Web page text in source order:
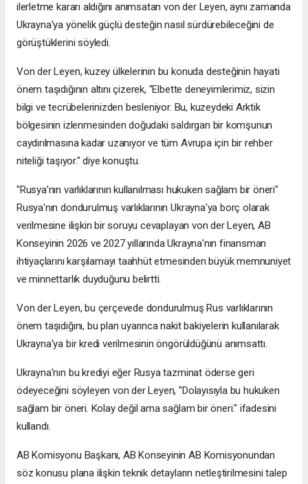
ilerletme kararı aldığını anımsatan von der Leyen, aynı zamanda
Ukrayna'ya yönelik güçlü desteğin nasıl sürdürebileceğini de
görüştüklerini söyledi.
Von der Leyen, kuzey ülkelerinin bu konuda desteğinin hayati
önem taşıdığının altını çizerek, "Elbette deneyimlerimiz, sizin
bilgi ve tecrübelerinizden besleniyor. Bu, kuzeydeki Arktik
bölgesinin izlenmesinden doğudaki saldırgan bir komşunun
caydırılmasına kadar uzanıyor ve tüm Avrupa için bir rehber
niteliği taşıyor." diye konuştu.
"Rusya'nın varlıklarının kullanılması hukuken sağlam bir öneri"
Rusya'nın dondurulmuş varlıklarının Ukrayna'ya borç olarak
verilmesine ilişkin bir soruyu cevaplayan von der Leyen, AB
Konseyinin 2026 ve 2027 yıllarında Ukrayna'nın finansman
ihtiyaçlarını karşılamayı taahhüt etmesinden büyük memnuniyet
ve minnettarlık duyduğunu belirtti.
Von der Leyen, bu çerçevede dondurulmuş Rus varlıklarının
önem taşıdığını, bu plan uyarınca nakit bakiyelerin kullanılarak
Ukrayna'ya bir kredi verilmesinin öngörüldüğünü anımsattı.
Ukrayna'nın bu krediyi eğer Rusya tazminat öderse geri
ödeyeceğini söyleyen von der Leyen, "Dolayısıyla bu hukuken
sağlam bir öneri. Kolay değil ama sağlam bir öneri." ifadesini
kullandı.
AB Komisyonu Başkanı, AB Konseyinin AB Komisyonundan
söz konusu plana ilişkin teknik detayların netleştirilmesini talep